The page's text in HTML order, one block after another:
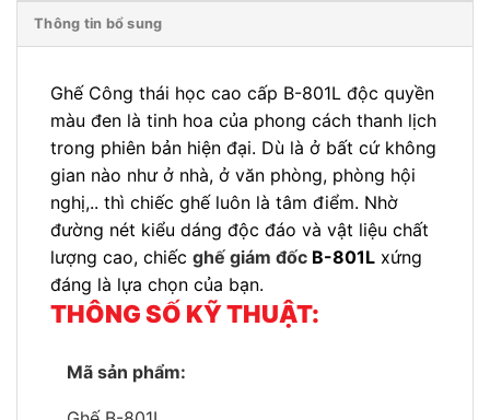
Thông tin bổ sung
Ghế Công thái học cao cấp B-801L độc quyền
màu đen là tinh hoa của phong cách thanh lịch
trong phiên bản hiện đại. Dù là ở bất cứ không
gian nào như ở nhà, ở văn phòng, phòng hội
nghị,.. thì chiếc ghế luôn là tâm điểm. Nhờ
đường nét kiểu dáng độc đáo và vật liệu chất
lượng cao, chiếc ghế giám đốc B-801L xứng
đáng là lựa chọn của bạn.
THÔNG SỐ KỸ THUẬT:
Mã sản phẩm: